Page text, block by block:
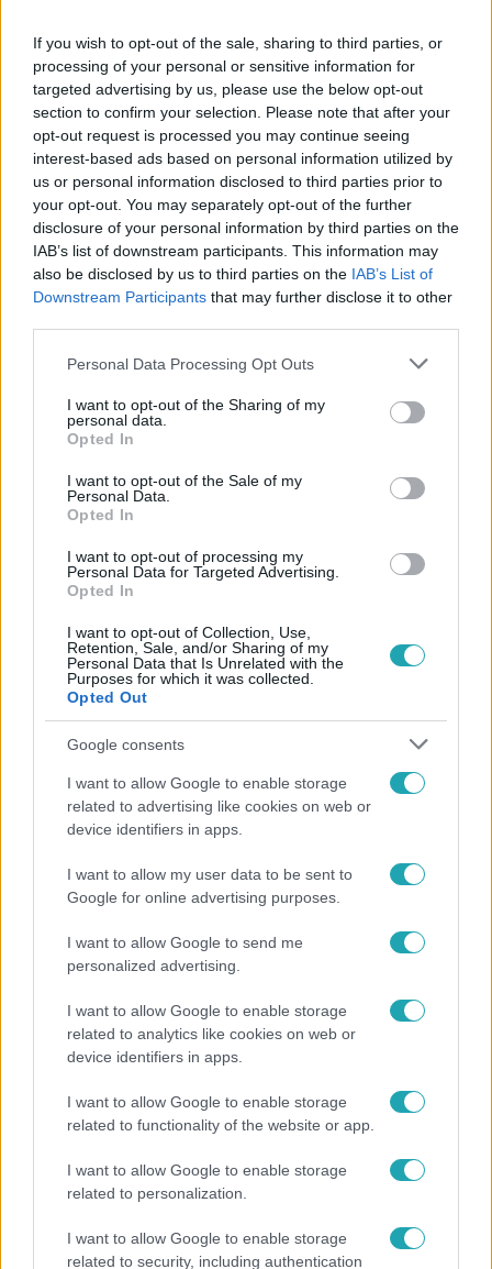
If you wish to opt-out of the sale, sharing to third parties, or
processing of your personal or sensitive information for
targeted advertising by us, please use the below opt-out
section to confirm your selection. Please note that after your
opt-out request is processed you may continue seeing
interest-based ads based on personal information utilized by
us or personal information disclosed to third parties prior to
your opt-out. You may separately opt-out of the further
disclosure of your personal information by third parties on the
IAB’s list of downstream participants. This information may
also be disclosed by us to third parties on the IAB’s List of
Downstream Participants that may further disclose it to other
Please note that this website/app uses one or more Google
not limited to your visit or usage behaviour. You may click to
grant or deny consent to Google and its third-party tags to
use your data for below specified purposes in below Google
consent section.
Personal Data Processing Opt Outs
I want to opt-out of the Sharing of my
personal data.
Opted In
I want to opt-out of the Sale of my
Personal Data.
Opted In
I want to opt-out of processing my
Personal Data for Targeted Advertising.
Opted In
I want to opt-out of Collection, Use,
Retention, Sale, and/or Sharing of my
Personal Data that Is Unrelated with the
Purposes for which it was collected.
Opted Out
Google consents
I want to allow Google to enable storage
related to advertising like cookies on web or
device identifiers in apps.
I want to allow my user data to be sent to
Google for online advertising purposes.
I want to allow Google to send me
personalized advertising.
I want to allow Google to enable storage
related to analytics like cookies on web or
device identifiers in apps.
I want to allow Google to enable storage
related to functionality of the website or app.
I want to allow Google to enable storage
related to personalization.
I want to allow Google to enable storage
related to security, including authentication
Híradó
2021. március 3. 17:02
Életfogytiglant kapott a csantavéri bérgyilkos
néven ismert Dér Csaba
Életfogytiglant kapott a csantavéri bérgyilkos néven
ismert Dér Csaba, az első fokú ítélet szerint legkorábban
40 év múlva szabadulhat. A vád szerint Amszterdamban
egy horvát férfit, Budapesten pedig egy
kábítószerkereskedőt ölt meg hidegvérrel. Dér Csaba az
utolsó szó jogán azt mondta: nem bérgyilkos, csak az
7:19
2021. február 18. 13:54
VETULA VIVIEN: Ha Dér Csaba lenne apja
gyilkosa, akkor sem haragudna rá
A gödöllői vállalkozó gyilkosságával vádolt Dér Csaba 1
millió forinttal támogatja az áldozat lányát. Vetula Vivien
az RTL Híradónak azt mondta: elfogadja a támogatást,
mert elhiszi a gyilkosság vádlottjának, hogy nem ő ölte
meg az apját.
Interjút adott az RTL Híradónak a csantavéri
mészárosként elhíresült Dér Csaba
Sajnálja, hogy embereket ölt, de kényszerhelyzetben volt,
magát védte a maffiaháborúban - ezt mondta az RTL